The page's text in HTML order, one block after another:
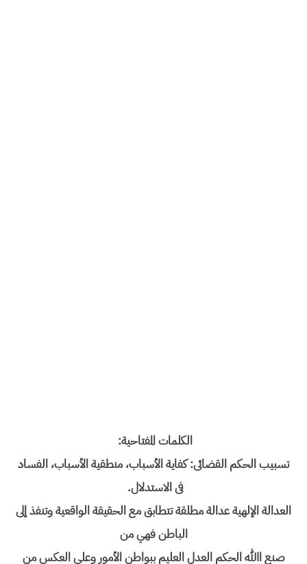
الکلمات المفتاحیة:
تسبیب الحکم القضائی: کفایة الأسباب، منطقیة الأسباب، الفساد
فی الاستدلال.
العدالة الإلھیة عدالة مطلقة تتطابق مع الحقیقة الواقعیة وتنفذ إلى
الباطن فھي من
صنع االله الحكم العدل العلیم ببواطن الأمور وعلى العكس من